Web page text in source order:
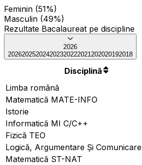
Feminin (51%)
Masculin (49%)
Rezultate Bacalaureat pe discipline
2026
202620252024202320222021 202020192018
Disciplină
Limba română
Matematică MATE-INFO
Istorie
Informatică MI C/C++
Fizică TEO
Logică, Argumentare Și Comunicare
Matematică ST-NAT